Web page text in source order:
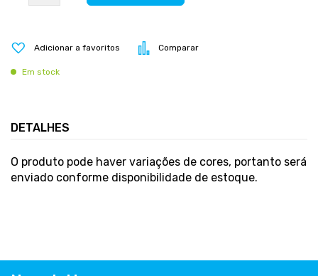
Adicionar a favoritos Comparar
Em stock
DETALHES
O produto pode haver variações de cores, portanto será
enviado conforme disponibilidade de estoque.